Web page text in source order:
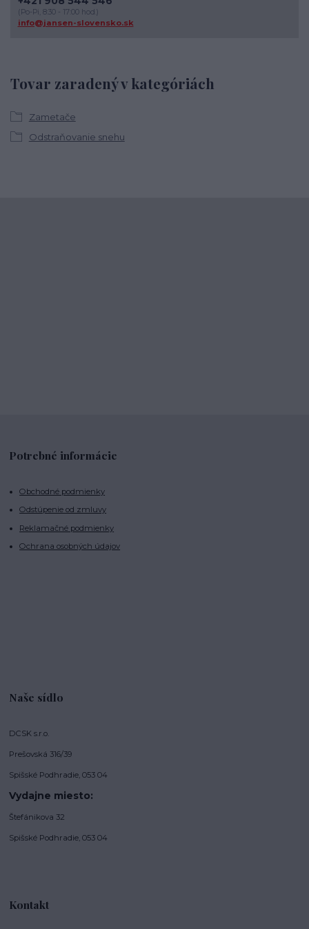
Tovar zaradený v kategóriách
Zametače
Odstraňovanie snehu
(Po-Pi, 8:30 - 17:00 hod.)
info@jansen-slovensko.sk
Potrebné informácie
Obchodné podmienky
Odstúpenie od zmluvy
Reklamačné podmienky
Ochrana osobných údajov
Naše sídlo
DCSK s.r.o.
Prešovská 316/39
Spišské Podhradie, 053 04
Vydajne miesto:
Štefánikova 32
Spišské Podhradie, 053 04
Kontakt